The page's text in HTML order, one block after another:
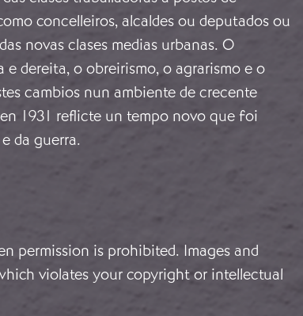
concelleiros, alcaldes ou deputados ou
novas clases medias urbanas. O
e dereita, o obreirismo, o agrarismo e o
cambios nun ambiente de crecente
1931 reflicte un tempo novo que foi
da guerra.
permission is prohibited. Images and
violates your copyright or intellectual